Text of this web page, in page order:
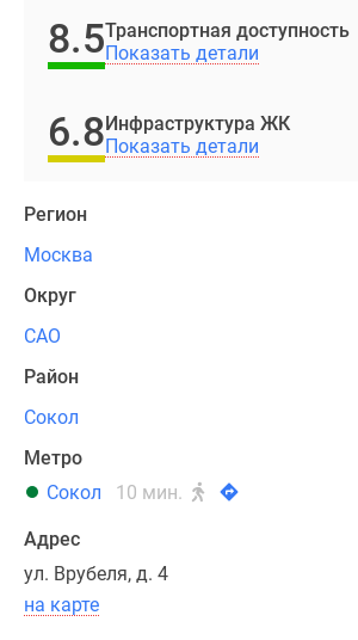
комплексом
нет
зданий.
выбор
будут
представлены
квартир
площадью
175,8
квадратных
метров,
однокомнатных
до
пятикомнатных,
8.5Транспортная доступность
Показать детали
6.8Инфраструктура ЖК
Показать детали
Регион
Москва
Округ
САО
Район
Сокол
Метро
Сокол
10 мин.
Адрес
ул. Врубеля, д. 4
на карте